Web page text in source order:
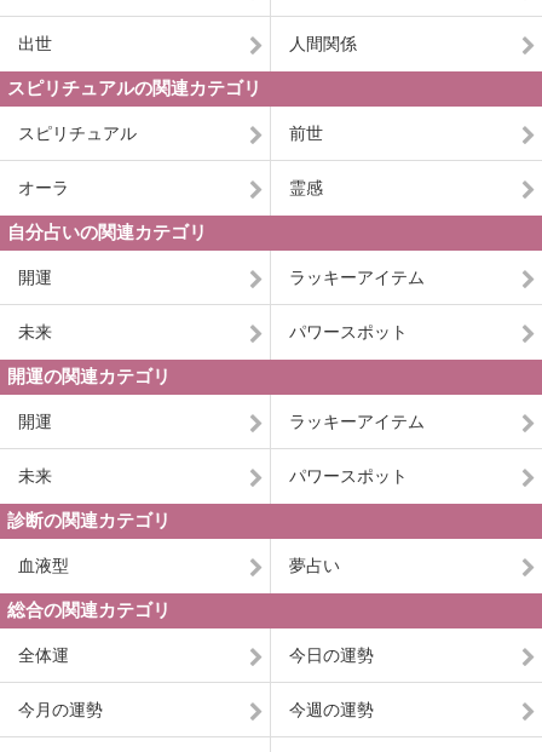
出世 人間関係
スピリチュアルの関連カテゴリ
スピリチュアル 前世
オーラ 霊感
自分占いの関連カテゴリ
開運 ラッキーアイテム
未来 パワースポット
開運の関連カテゴリ
開運 ラッキーアイテム
未来 パワースポット
診断の関連カテゴリ
血液型 夢占い
総合の関連カテゴリ
全体運 今日の運勢
今月の運勢 今週の運勢